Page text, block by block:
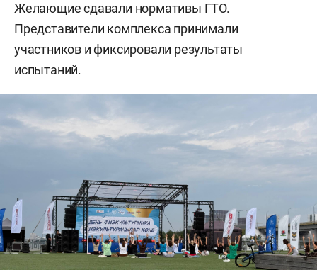
Желающие сдавали нормативы ГТО.
Представители комплекса принимали
участников и фиксировали результаты
испытаний.